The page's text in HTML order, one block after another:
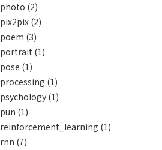
photo (2)
pix2pix (2)
poem (3)
portrait (1)
pose (1)
processing (1)
psychology (1)
pun (1)
reinforcement_learning (1)
rnn (7)